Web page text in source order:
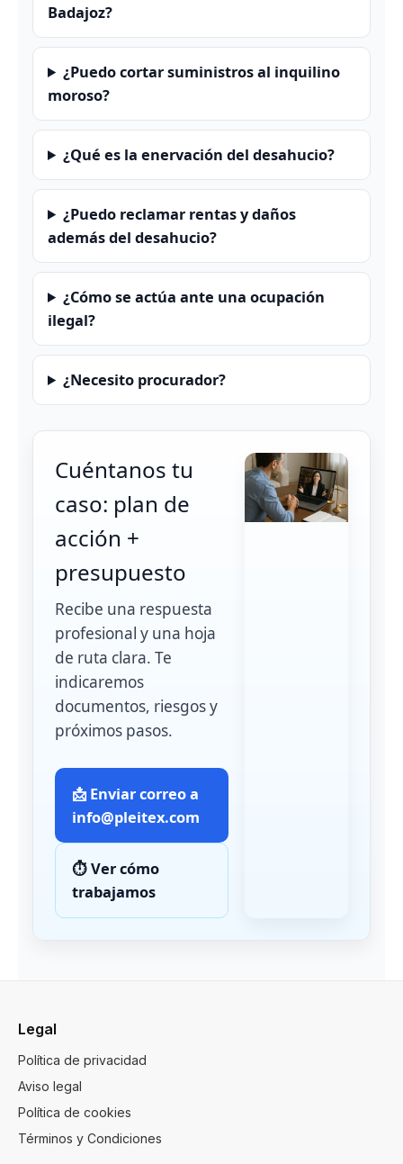
Badajoz?
¿Puedo cortar suministros al inquilino
moroso?
¿Qué es la enervación del desahucio?
¿Puedo reclamar rentas y daños
además del desahucio?
¿Cómo se actúa ante una ocupación
ilegal?
¿Necesito procurador?
Cuéntanos tu
caso: plan de
acción +
presupuesto
Recibe una respuesta
profesional y una hoja
de ruta clara. Te
indicaremos
documentos, riesgos y
próximos pasos.
📩 Enviar correo a
info@pleitex.com
⏱️ Ver cómo
trabajamos
Legal
Política de privacidad
Aviso legal
Política de cookies
Términos y Condiciones